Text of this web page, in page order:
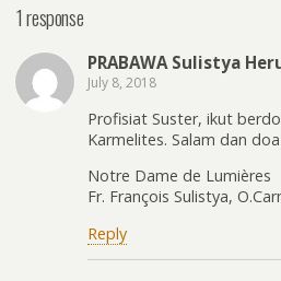
1 response
PRABAWA Sulistya
July 8, 2018
Profisiat Suster, ikut
Karmelites. Salam dan
Notre Dame de Lumières
Fr. François Sulistya,
Reply